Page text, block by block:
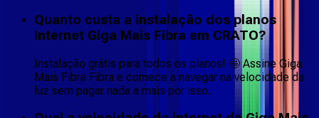
Quanto custa a instalação dos planos
Internet Giga Mais Fibra em CRATO?
Instalação grátis para todos os planos! 🤩 Assine Giga
Mais Fibra Fibra e comece a navegar na velocidade da
luz sem pagar nada a mais por isso.